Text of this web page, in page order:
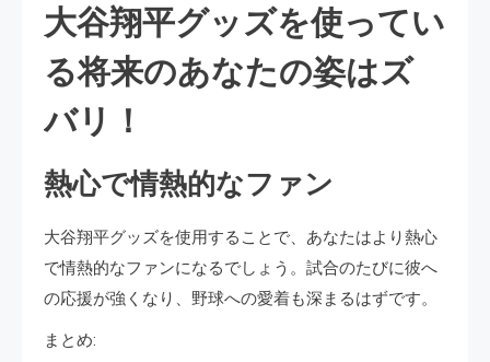
大谷翔平グッズを使ってい
る将来のあなたの姿はズ
バリ！
熱心で情熱的なファン
大谷翔平グッズを使用することで、あなたはより熱心
で情熱的なファンになるでしょう。試合のたびに彼へ
の応援が強くなり、野球への愛着も深まるはずです。
まとめ: